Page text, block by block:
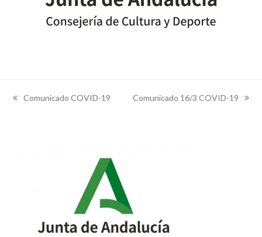
previous
Comunicado COVID-19
next
Comunicado 16/3 COVID-19